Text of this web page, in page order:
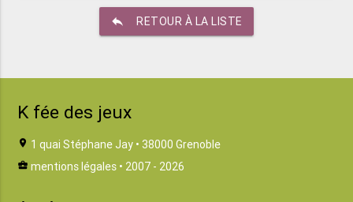
reply RETOUR À LA LISTE
K fée des jeux
location_on 1 quai Stéphane Jay • 38000 Grenoble
business_center mentions légales • 2007 - 2026